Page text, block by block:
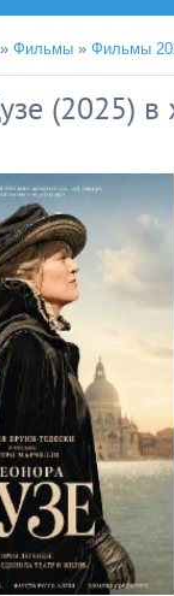
» Фильмы » Фильмы
(2025)